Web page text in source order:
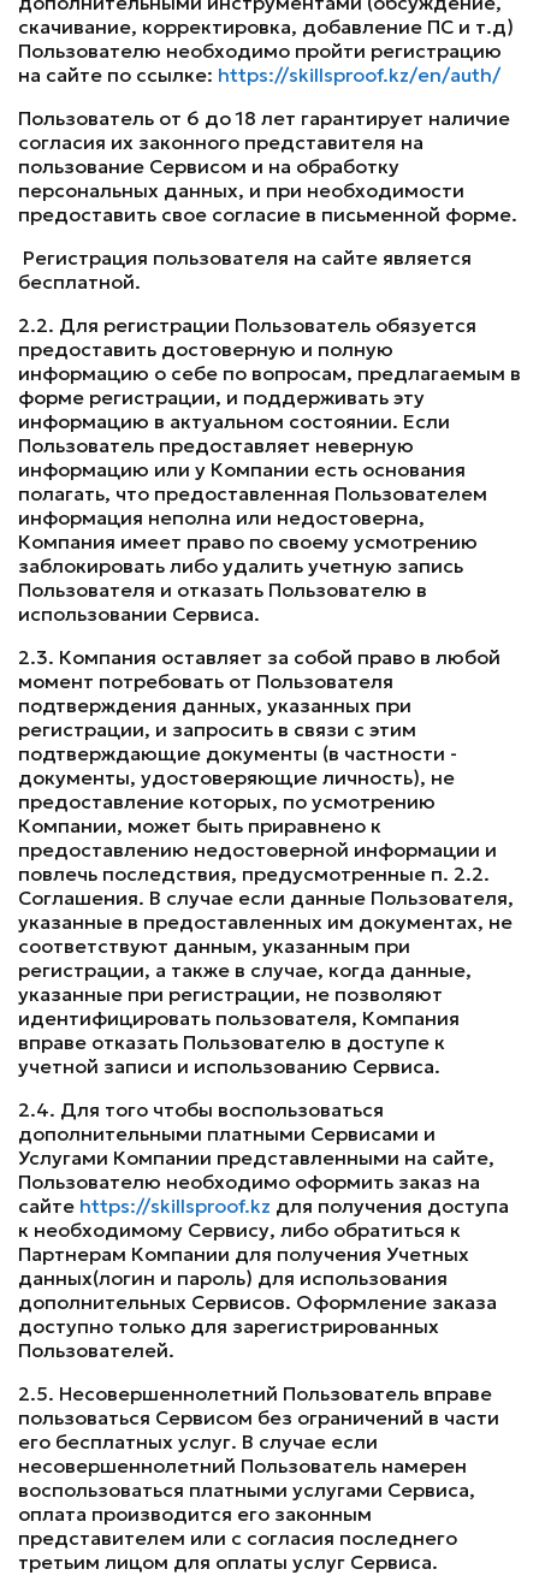
скачивание, корректировка, добавление ПС и т.д)
Пользователю необходимо пройти регистрацию
на сайте по ссылке: https://skillsproof.kz/en/auth/
Пользователь от 6 до 18 лет гарантирует наличие
согласия их законного представителя на
пользование Сервисом и на обработку
персональных данных, и при необходимости
предоставить свое согласие в письменной форме.
Регистрация пользователя на сайте является
бесплатной.
2.2. Для регистрации Пользователь обязуется
предоставить достоверную и полную
информацию о себе по вопросам, предлагаемым в
форме регистрации, и поддерживать эту
информацию в актуальном состоянии. Если
Пользователь предоставляет неверную
информацию или у Компании есть основания
полагать, что предоставленная Пользователем
информация неполна или недостоверна,
Компания имеет право по своему усмотрению
заблокировать либо удалить учетную запись
Пользователя и отказать Пользователю в
использовании Сервиса.
2.3. Компания оставляет за собой право в любой
момент потребовать от Пользователя
подтверждения данных, указанных при
регистрации, и запросить в связи с этим
подтверждающие документы (в частности -
документы, удостоверяющие личность), не
предоставление которых, по усмотрению
Компании, может быть приравнено к
предоставлению недостоверной информации и
повлечь последствия, предусмотренные п. 2.2.
Соглашения. В случае если данные Пользователя,
указанные в предоставленных им документах, не
соответствуют данным, указанным при
регистрации, а также в случае, когда данные,
указанные при регистрации, не позволяют
идентифицировать пользователя, Компания
вправе отказать Пользователю в доступе к
учетной записи и использованию Сервиса.
2.4. Для того чтобы воспользоваться
дополнительными платными Сервисами и
Услугами Компании представленными на сайте,
Пользователю необходимо оформить заказ на
сайте https://skillsproof.kz для получения доступа
к необходимому Сервису, либо обратиться к
Партнерам Компании для получения Учетных
данных(логин и пароль) для использования
дополнительных Сервисов. Оформление заказа
доступно только для зарегистрированных
Пользователей.
2.5. Несовершеннолетний Пользователь вправе
пользоваться Сервисом без ограничений в части
его бесплатных услуг. В случае если
несовершеннолетний Пользователь намерен
воспользоваться платными услугами Сервиса,
оплата производится его законным
представителем или с согласия последнего
третьим лицом для оплаты услуг Сервиса.